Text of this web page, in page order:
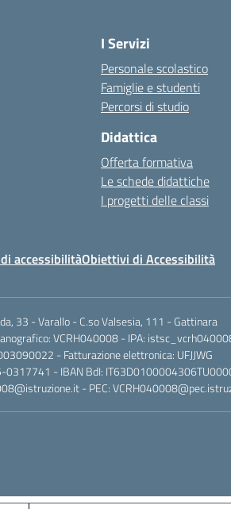
I Servizi
Personale scolastico
Famiglie e studenti
Percorsi di studio
Didattica
Offerta formativa
Le schede didattiche
I progetti delle classi
accessibilitàObiettivi di Accessibilità
33 - Varallo - C.so Valsesia, 111 - Gattinara
VCRH040008 - IPA:
- Fatturazione elettronica: UFJJWG
0317741 - IBAN BdI:
- PEC: